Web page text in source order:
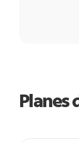
Planes